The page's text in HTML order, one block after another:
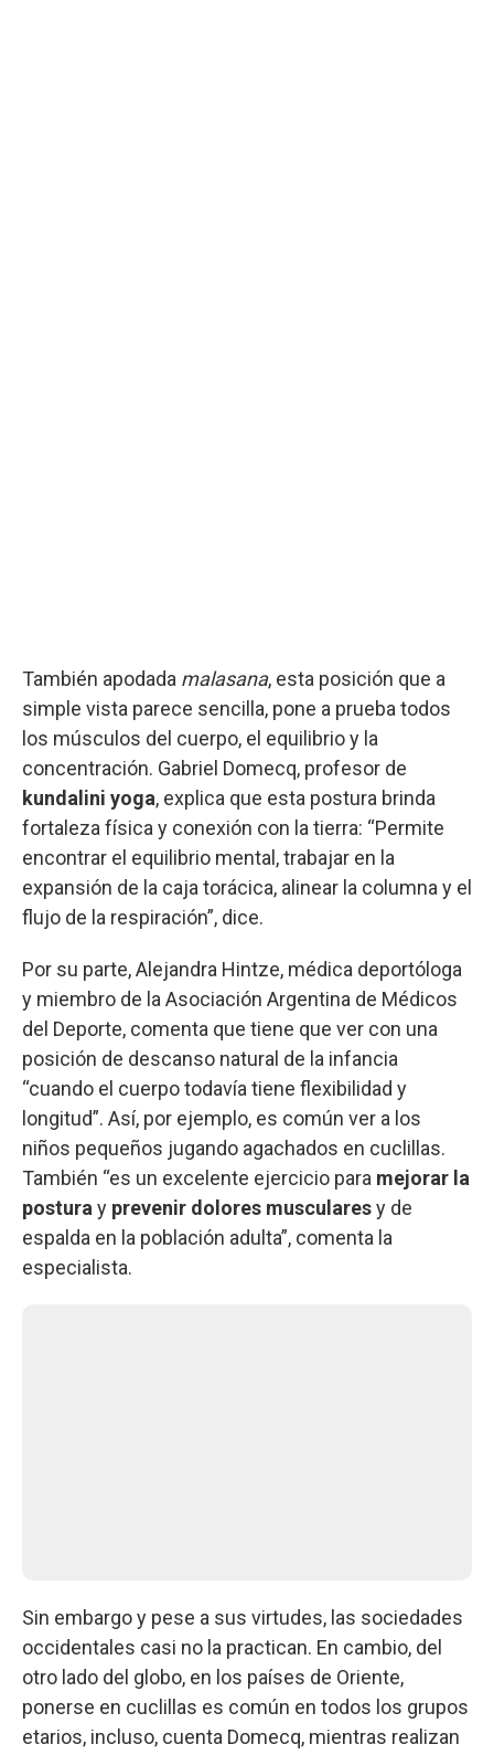
También apodada malasana, esta posición que a
simple vista parece sencilla, pone a prueba todos
los músculos del cuerpo, el equilibrio y la
concentración. Gabriel Domecq, profesor de
kundalini yoga, explica que esta postura brinda
fortaleza física y conexión con la tierra: “Permite
encontrar el equilibrio mental, trabajar en la
expansión de la caja torácica, alinear la columna y el
flujo de la respiración”, dice.
Por su parte, Alejandra Hintze, médica deportóloga
y miembro de la Asociación Argentina de Médicos
del Deporte, comenta que tiene que ver con una
posición de descanso natural de la infancia
“cuando el cuerpo todavía tiene flexibilidad y
longitud”. Así, por ejemplo, es común ver a los
niños pequeños jugando agachados en cuclillas.
También “es un excelente ejercicio para mejorar la
postura y prevenir dolores muscularesy de
espalda en la población adulta”, comenta la
especialista.
Sin embargo y pese a sus virtudes, las sociedades
occidentales casi no la practican. En cambio, del
otro lado del globo, en los países de Oriente,
ponerse en cuclillas es común en todos los grupos
etarios, incluso, cuenta Domecq, mientras realizan